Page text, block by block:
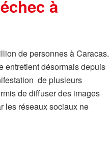
à
de personnes à Caracas.
entretient désormais depuis
de plusieurs
de diffuser des images
les réseaux sociaux ne